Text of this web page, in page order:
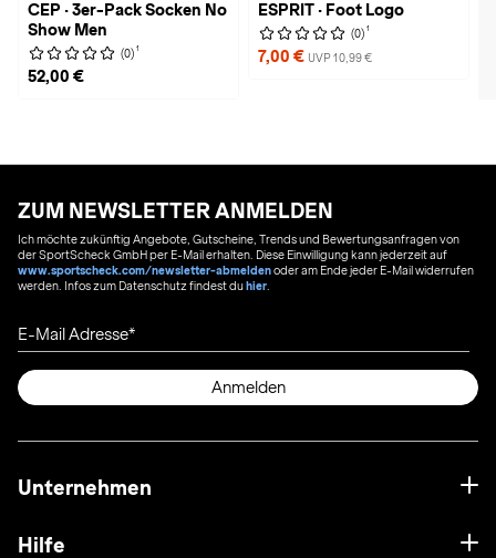
CEP · 3er-Pack Socken No
Show Men
(0) 1
52,00 €
ESPRIT · Foot Logo
(0) 1
7,00 € UVP 10,99 €
ZUM NEWSLETTER ANMELDEN
Ich möchte zukünftig Angebote, Gutscheine, Trends und Bewertungsanfragen von
der SportScheck GmbH per E-Mail erhalten. Diese Einwilligung kann jederzeit auf
www.sportscheck.com/newsletter-abmeldenoder am Ende jeder E-Mail widerrufen
werden. Infos zum Datenschutz findest duhier
E-Mail Adresse
Anmelden
Unternehmen
Hilfe